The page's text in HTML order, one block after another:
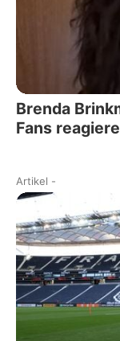
Brenda
Fans
Artikel -